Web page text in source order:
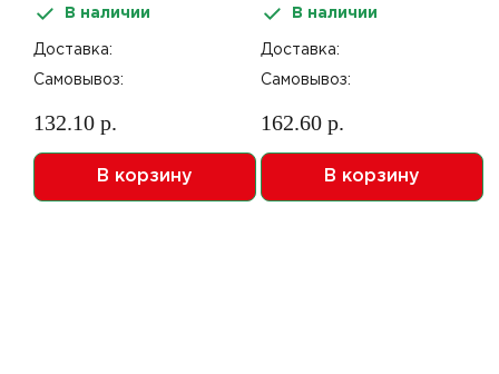
В наличии
Доставка:
Самовывоз:
132.10 р.
В корзину
В наличии
Доставка:
Самовывоз:
162.60 р.
В корзину